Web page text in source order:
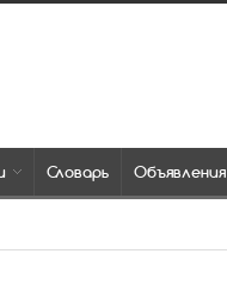
Словарь Объявления